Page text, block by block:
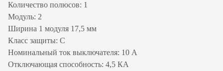
Количество полюсов: 1
Модуль: 2
Ширина 1 модуля 17,5 мм
Класс защиты: С
Номинальный ток выключателя: 10 А
Отключающая способность: 4,5 КА